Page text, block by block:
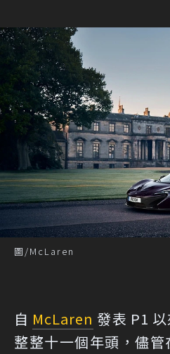
圖/McLaren
自 McLaren 發表 P1
整整十一個年頭，儘管